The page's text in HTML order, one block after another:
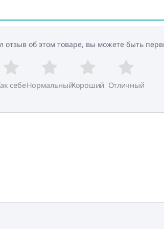
отзыв об этом товаре, вы можете быть
себеНормальныйХороший Отличный